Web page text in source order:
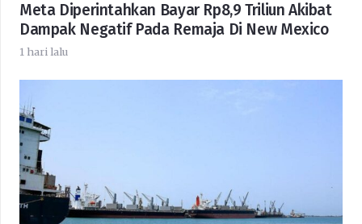
Meta Diperintahkan Bayar Rp8,9 Triliun Akibat
Dampak Negatif Pada Remaja Di New Mexico
1 hari lalu